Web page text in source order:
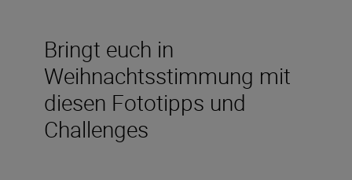
Bringt euch in
Weihnachtsstimmung mit
diesen Fototipps und
Challenges